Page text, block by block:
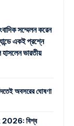
সম্মেলন করেন
একই প্রশ্নে
ভারতীয়
অবসরের ঘোষণা
বিশ্ব